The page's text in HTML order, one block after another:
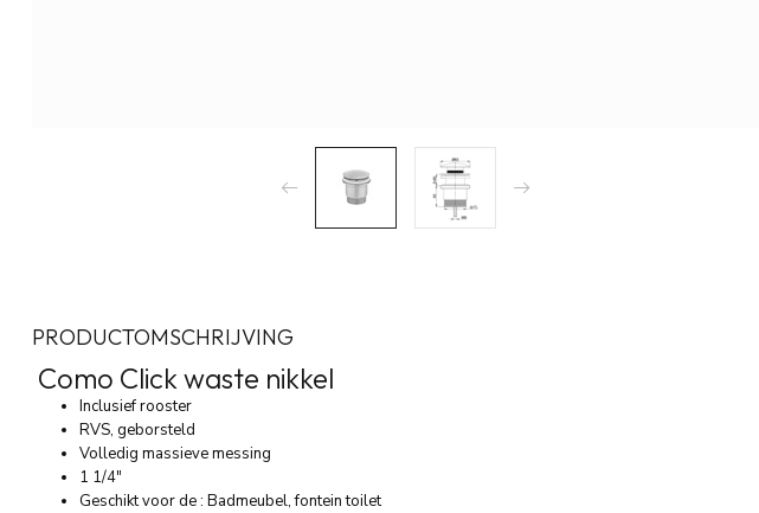
PRODUCTOMSCHRIJVING
Como Click waste nikkel
Inclusief rooster
RVS, geborsteld
Volledig massieve messing
1 1/4"
Geschikt voor de : Badmeubel, fontein toilet